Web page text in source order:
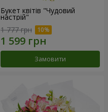
Букет квітів "Чудовий
настрій"
1 777 грн
Замовити